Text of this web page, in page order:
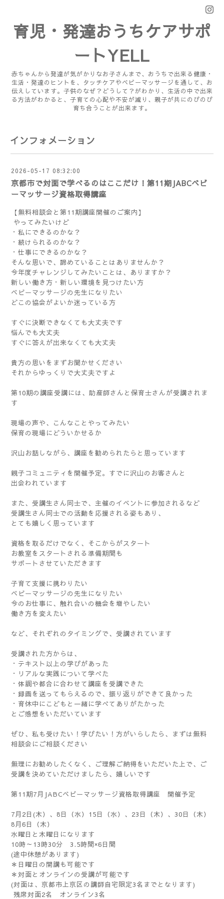
育児・発達おうちケアサポ
ートYELL
赤ちゃんから発達が気がかりなお子さんまで、おうちで出来る健康・
生活・発達のヒントを、タッチケアやベビーマッサージを通して、お
伝えしています。子供のなぜ？どうして？がわかり、生活の中で出来
る方法がわかると、子育ての心配や不安が減り、親子が共にのびのび
育ち合うことが出来ます。
インフォメーション
2026-05-17 08:32:00
京都市で対面で学べるのはここだけ！第11期JABCベビ
ーマッサージ資格取得講座
【無料相談会と第11期講座開催のご案内】
やってみたいけど
・私にできるのかな？
・続けられるのかな？
・仕事にできるのかな？
そんな思いで、諦めていることはありませんか？
今年度チャレンジしてみたいことは、ありますか？
新しい働き方・新しい環境を見つけたい方
ベビーマッサージの先生になりたい
どこの協会がよいか迷っている方
すぐに決断できなくても大丈夫です
悩んでも大丈夫
すぐに答えが出来なくても大丈夫
貴方の思いをまずお聞かせください
それからゆっくりで大丈夫ですよ
第10期の講座受講には、助産師さんと保育士さんが受講されま
す
現場の声や、こんなことやってみたい
保育の現場にどういかせるか
沢山お話しながら、講座を勧められたらと思っています
親子コミュニティを開催予定。すでに沢山のお客さんと
出会われています
また、受講生さん同士で、主催のイベントに参加されるなど
受講生さん同士での活動を応援される姿もあり、
とても嬉しく思っています
資格を取るだけでなく、そこからがスタート
お教室をスタートされる準備期間も
サポートさせていただきます
子育て支援に携わりたい
ベビーマッサージの先生になりたい
今のお仕事に、触れ合いの機会を増やしたい
働き方を変えたい
など、それぞれのタイミングで、受講されています
受講された方からは、
・テキスト以上の学びがあった
・リアルな実践について学べた
・体調や都合に合わせて講座を受講できた
・録画を送ってもらえるので、振り返りができて良かった
・育休中にこどもと一緒に学べてありがたかった
とご感想をいただいています
ぜひ、私も受けたい！学びたい！方がいらしたら、まずは無料
相談会にご相談ください
無理にお勧めしたくなく、ご理解ご納得をいただいた上で、ご
受講を決めていただけましたら、嬉しいです
第11期7月JABCベビーマッサージ資格取得講座 開催予定
7月2日(木）、8日（水）15日（水）、23日（木）、30日（木）
8月6日（木）
水曜日と木曜日になります
10時～13時30分 3.5時間×6日間
(途中休憩があります)
＊日曜日の開講も可能です
＊対面とオンラインの受講が可能です
(対面は、京都市上京区の講師自宅限定3名までとなります)
残席対面2名 オンライン3名